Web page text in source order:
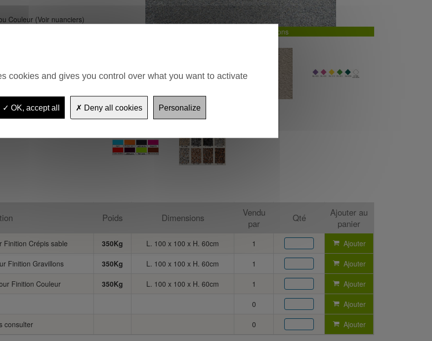
Couleur (Voir nuanciers)
Carré potager béton gravillons
Poids Dimensions
Vendu
par
Qté
Ajouter au
panier
Finition Crépis sable 350Kg L. 100 x 100 x H. 60cm 1 Ajouter
Finition Gravillons 350Kg L. 100 x 100 x H. 60cm 1 Ajouter
Finition Couleur 350Kg L. 100 x 100 x H. 60cm 1 Ajouter
0 Ajouter
consulter 0 Ajouter
cookies and gives you control over what you want to activate
OK, accept all Deny all cookies Personalize